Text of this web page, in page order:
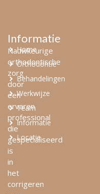
Nauwkeurige
orthodontische
zorg
door
een
ervaren
professional
die
gespecialiseerd
is
in
het
corrigeren
Informatie
Home
Orthodontie
Behandelingen
Werkwijze
Team
Informatie
Locatie